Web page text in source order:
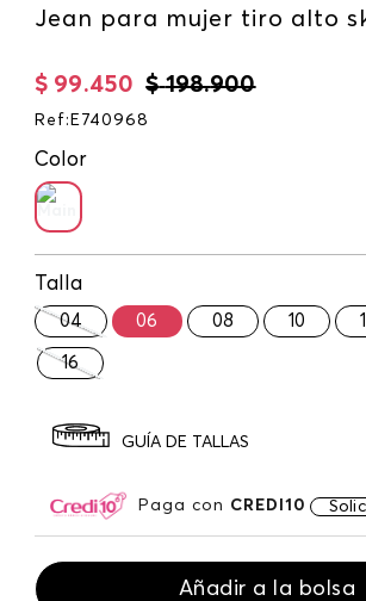
Jean para mujer tiro alto
$ 198.900
$ 99.450
Ref : E740968
Color
Talla
04 06 08 10
16
GUÍA DE TALLAS
Paga con CREDI10
Añadir a la bolsa